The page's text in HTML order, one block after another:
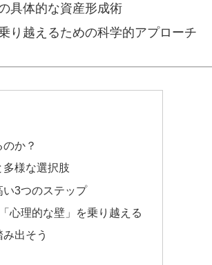
代理店販売から自分の教材ま
具体的な資産形成術
り越えるための科学的アプローチ
か？
様な選択肢
い3つのステップ
心理的な壁」を乗り越える
出そう